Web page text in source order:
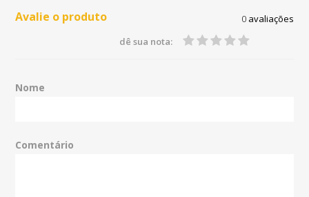
Avalie o produto 0avaliações
dê sua nota:
Nome
Comentário